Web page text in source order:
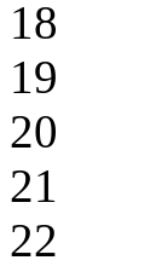
18
19
20
21
22